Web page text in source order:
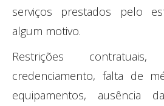
serviços prestados pelo
algum motivo.
Restrições
credenciamento, falta de
equipamentos, ausência